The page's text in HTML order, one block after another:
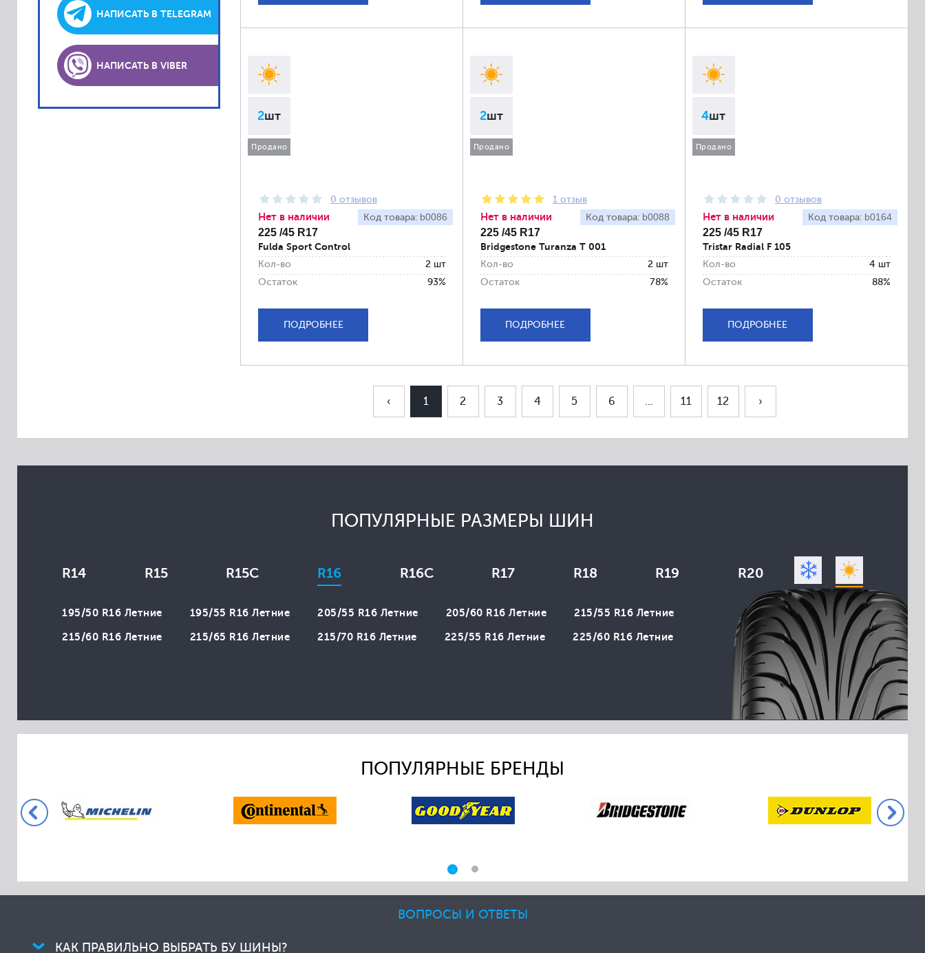
ВОПРОСЫ И ОТВЕТЫ
КАК ПРАВИЛЬНО ВЫБРАТЬ БУ ШИНЫ?
Kleber
Lassa
Laufenn
Matador
Brasa
Cordiant
Dayton
Delinte
НАПИСАТЬ В TELEGRAM
НАПИСАТЬ В VIBER
2шт
Продано
0 отзывов
Код товара: b0086
Нет в наличии
225 /45 R17
Fulda Sport Control
Кол-во
2 шт
Остаток
93%
ПОДРОБНЕЕ
2шт
Продано
1 отзыв
Код товара: b0088
Нет в наличии
225 /45 R17
Bridgestone Turanza T 001
Кол-во
2 шт
Остаток
78%
ПОДРОБНЕЕ
4шт
Продано
0 отзывов
Код товара: b0164
Нет в наличии
225 /45 R17
Tristar Radial F 105
Кол-во
4 шт
Остаток
88%
ПОДРОБНЕЕ
‹ 1 2 3 4 5 6 ... 11 12 ›
ПОПУЛЯРНЫЕ РАЗМЕРЫ ШИН
R14 R15 R15C R16 R16C R17 R18 R19 R20
195/50 R16 Летние 195/55 R16 Летние 205/55 R16 Летние 205/60 R16 Летние
215/55 R16 Летние
215/60 R16 Летние
215/65 R16 Летние 215/70 R16 Летние 225/55 R16 Летние 225/60 R16 Летние
ПОПУЛЯРНЫЕ БРЕНДЫ